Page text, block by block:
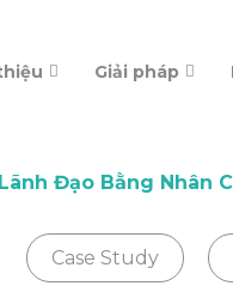
Giải pháp
Lãnh Đạo Bằng Nhân
Case Study